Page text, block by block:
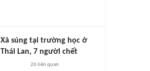
Xả súng tại trường học ở
Thái Lan, 7 người chết
26 liên quan